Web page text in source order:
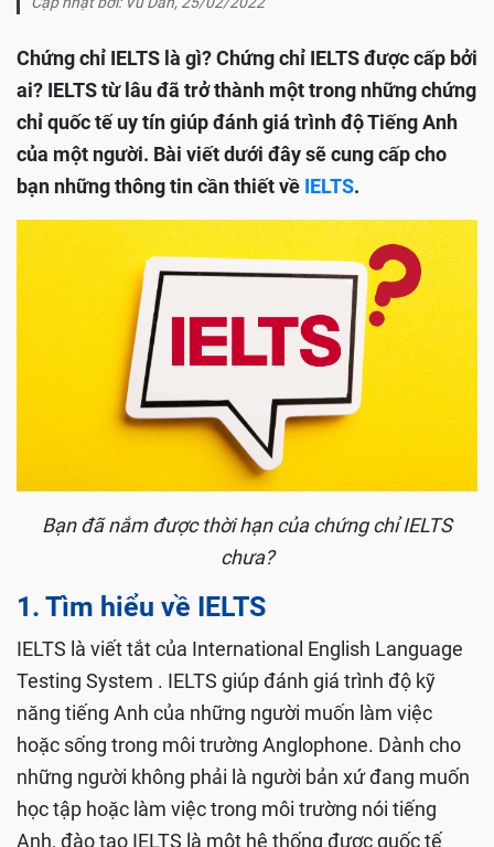
Chứng chỉ IELTS là gì? Chứng chỉ IELTS được cấp bởi
ai? IELTS từ lâu đã trở thành một trong những chứng
chỉ quốc tế uy tín giúp đánh giá trình độ Tiếng Anh
của một người. Bài viết dưới đây sẽ cung cấp cho
bạn những thông tin cần thiết về IELTS.
Bạn đã nắm được thời hạn của chứng chỉ IELTS
chưa?
1. Tìm hiểu về IELTS
IELTS là viết tắt của International English Language
Testing System . IELTS giúp đánh giá trình độ kỹ
năng tiếng Anh của những người muốn làm việc
hoặc sống trong môi trường Anglophone. Dành cho
những người không phải là người bản xứ đang muốn
học tập hoặc làm việc trong môi trường nói tiếng
Anh, đào tạo IELTS là một hệ thống được quốc tế